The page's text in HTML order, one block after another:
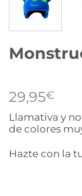
29,95€
Llamativa y
de colores
Hazte con la